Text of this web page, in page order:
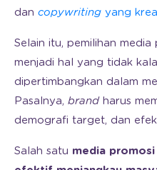
dan copywriting yang
Selain itu, pemilihan
menjadi hal yang tidak
dipertimbangkan dalam
Pasalnya, brand harus
demografi target, dan
Salah satu media